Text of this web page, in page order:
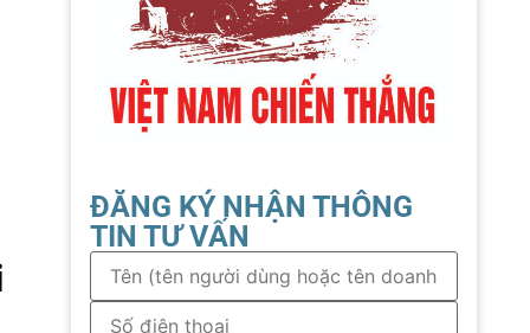
ĐĂNG KÝ NHẬN THÔNG
TIN TƯ VẤN